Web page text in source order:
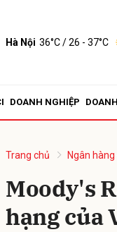
Hà Nội 36°C/ 26 - 37°C
DOANH NGHIỆP
Trang chủ Ngân
Moody's
hạng của